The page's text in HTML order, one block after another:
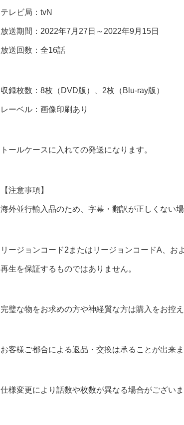
テレビ局：tvN
放送期間：2022年7月27日～2022年9月15日
放送回数：全16話
収録枚数：8枚（DVD版）、2枚（Blu-ray版）
レーベル：画像印刷あり
トールケースに入れての発送になります。
【注意事項】
海外並行輸入品のため、字幕・翻訳が正しくない
リージョンコード2またはリージョンコードA、
再生を保証するものではありません。
完璧な物をお求めの方や神経質な方は購入をお控え
お客様ご都合による返品・交換は承ることが出来ま
仕様変更により話数や枚数が異なる場合がございま